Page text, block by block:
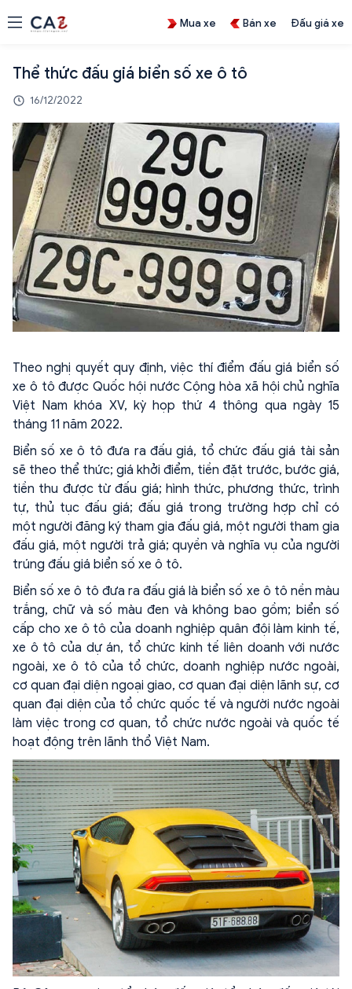
Mua xe Bán xe Đấu giá xe
Thể thức đấu giá biển số xe ô tô
16/12/2022
Theo nghị quyết quy định, việc thí điểm đấu giá biển số
xe ô tô được Quốc hội nước Cộng hòa xã hội chủ nghĩa
Việt Nam khóa XV, kỳ họp thứ 4 thông qua ngày 15
tháng 11 năm 2022.
Biển số xe ô tô đưa ra đấu giá, tổ chức đấu giá tài sản
sẽ theo thể thức; giá khởi điểm, tiền đặt trước, bước giá,
tiền thu được từ đấu giá; hình thức, phương thức, trình
tự, thủ tục đấu giá; đấu giá trong trường hợp chỉ có
một người đăng ký tham gia đấu giá, một người tham gia
đấu giá, một người trả giá; quyền và nghĩa vụ của người
trúng đấu giá biển số xe ô tô.
Biển số xe ô tô đưa ra đấu giá là biển số xe ô tô nền màu
trắng, chữ và số màu đen và không bao gồm; biển số
cấp cho xe ô tô của doanh nghiệp quân đội làm kinh tế,
xe ô tô của dự án, tổ chức kinh tế liên doanh với nước
ngoài, xe ô tô của tổ chức, doanh nghiệp nước ngoài,
cơ quan đại diện ngoại giao, cơ quan đại diện lãnh sự, cơ
quan đại diện của tổ chức quốc tế và người nước ngoài
làm việc trong cơ quan, tổ chức nước ngoài và quốc tế
hoạt động trên lãnh thổ Việt Nam.